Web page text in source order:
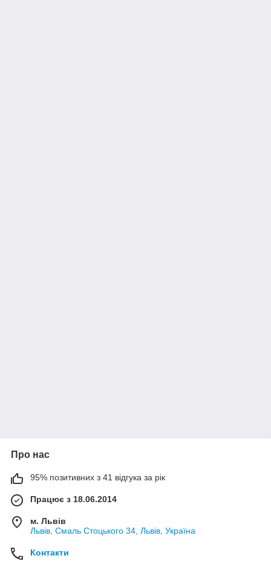
Про нас
95% позитивних з 41 відгука за рік
Працює з 18.06.2014
м. Львів
Львів, Смаль Стоцького 34, Львів, Україна
Контакти